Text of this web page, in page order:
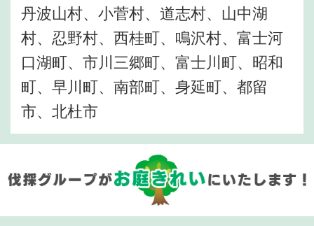
丹波山村、小菅村、道志村、山中湖
村、忍野村、西桂町、鳴沢村、富士河
口湖町、市川三郷町、富士川町、昭和
町、早川町、南部町、身延町、都留
市、北杜市